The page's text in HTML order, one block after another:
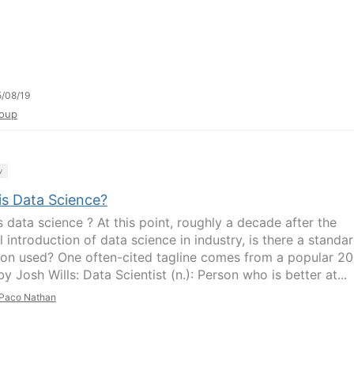
08/19
Data Science?
data science ? At this point, roughly a decade after the
introduction of data science in industry, is there a
used? One often-cited tagline comes from a popular
Josh Wills: Data Scientist (n.): Person who is better at...
Nathan